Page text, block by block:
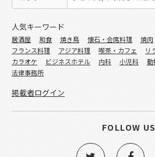
人気キーワード
居酒屋 和食 焼き鳥 懐石・会席料理 焼肉
フランス料理
アジア料理 喫茶・カフェ リ
カラオケ
ビジネスホテル 内科 小児科 動
法律事務所
掲載者ログイン
FOLLOW